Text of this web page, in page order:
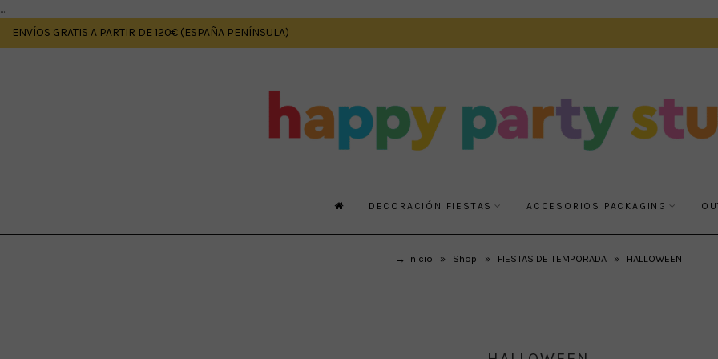
....
ENVÍOS GRATIS A PARTIR DE 120€ (ESPAÑA PENÍNSULA)
DECORACIÓN FIESTAS ACCESORIOS PACKAGING
→ Inicio » Shop » FIESTAS DE TEMPORADA » HALLOWEEN